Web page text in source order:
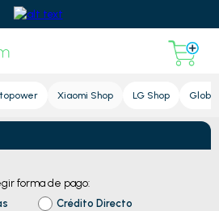
Xiaomi Shop LG Shop Global
forma de pago:
Crédito Directo